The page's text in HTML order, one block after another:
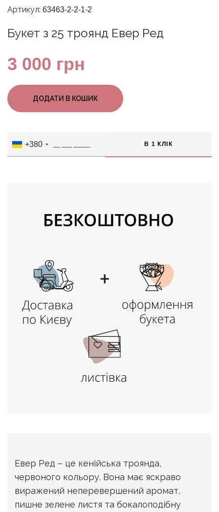
Артикул: 63463-2-2-1-2
Букет з 25 троянд Евер Ред
3 000 грн
ДОДАТИ В КОШИК
+380
Евер Ред – це кенійська троянда,
червоного кольору. Вона має яскраво
виражений неперевершений аромат,
пишне зелене листя та бокалоподібну